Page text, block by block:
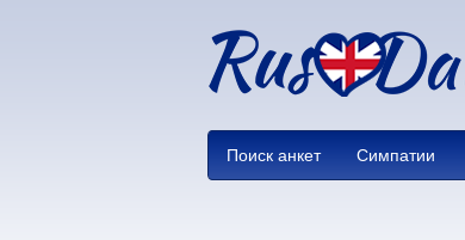
Поиск анкет Симпатии